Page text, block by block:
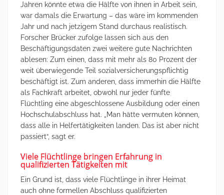
Jahren könnte etwa die Hälfte von ihnen in Arbeit sein,
war damals die Erwartung – das wäre im kommenden
Jahr und nach jetzigem Stand durchaus realistisch.
Forscher Brücker zufolge lassen sich aus den
Beschäftigungsdaten zwei weitere gute Nachrichten
ablesen: Zum einen, dass mit mehr als 80 Prozent der
weit überwiegende Teil sozialversicherungspflichtig
beschäftigt ist. Zum anderen, dass immerhin die Hälfte
als Fachkraft arbeitet, obwohl nur jeder fünfte
Flüchtling eine abgeschlossene Ausbildung oder einen
Hochschulabschluss hat. „Man hätte vermuten können,
dass alle in Helfertätigkeiten landen. Das ist aber nicht
passiert“, sagt er.
Viele Flüchtlinge bringen Erfahrung in
qualifizierten Tätigkeiten mit
Ein Grund ist, dass viele Flüchtlinge in ihrer Heimat
auch ohne formellen Abschluss qualifizierten